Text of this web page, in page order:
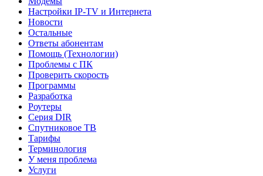
Настройки IP-TV и Интернета
Новости
Остальные
Ответы абонентам
Помощь (Технологии)
Проблемы с ПК
Проверить скорость
Программы
Разработка
Роутеры
Серия DIR
Спутниковое ТВ
Тарифы
Терминология
У меня проблема
Услуги